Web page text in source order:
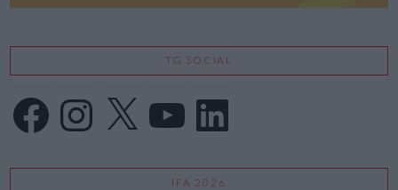
TG SOCIAL
FacebookInstagram
X LinkedIn
IFA 2026